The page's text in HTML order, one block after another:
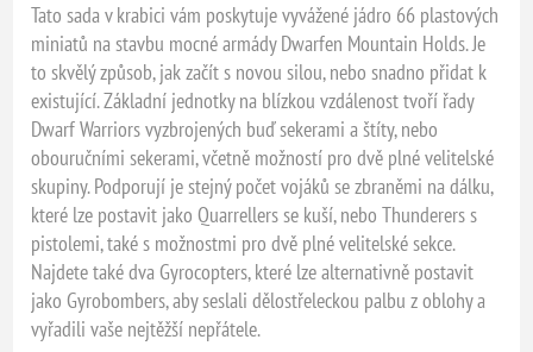
Tato sada v krabici vám poskytuje vyvážené jádro 66 plastových
miniatů na stavbu mocné armády Dwarfen Mountain Holds. Je
to skvělý způsob, jak začít s novou silou, nebo snadno přidat k
existující. Základní jednotky na blízkou vzdálenost tvoří řady
Dwarf Warriors vyzbrojených buď sekerami a štíty, nebo
obouručními sekerami, včetně možností pro dvě plné velitelské
skupiny. Podporují je stejný počet vojáků se zbraněmi na dálku,
které lze postavit jako Quarrellers se kuší, nebo Thunderers s
pistolemi, také s možnostmi pro dvě plné velitelské sekce.
Najdete také dva Gyrocopters, které lze alternativně postavit
jako Gyrobombers, aby seslali dělostřeleckou palbu z oblohy a
vyřadili vaše nejtěžší nepřátele.